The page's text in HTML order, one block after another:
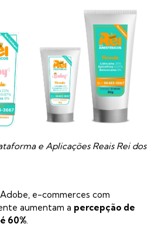
e Aplicações Reais Rei dos
Adobe, e-commerces com
aumentam a percepção de
60%.